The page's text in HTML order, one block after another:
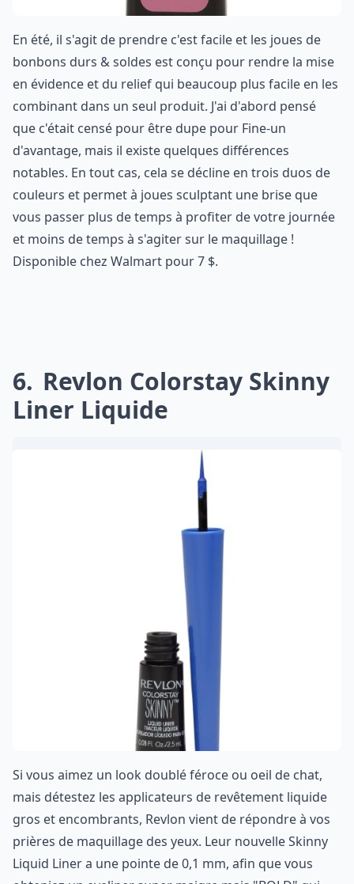
En été, il s'agit de prendre c'est facile et les joues de
bonbons durs & soldes est conçu pour rendre la mise
en évidence et du relief qui beaucoup plus facile en les
combinant dans un seul produit. J'ai d'abord pensé
que c'était censé pour être dupe pour Fine-un
d'avantage, mais il existe quelques différences
notables. En tout cas, cela se décline en trois duos de
couleurs et permet à joues sculptant une brise que
vous passer plus de temps à profiter de votre journée
et moins de temps à s'agiter sur le maquillage !
Disponible chez Walmart pour 7 $.
6 Revlon Colorstay Skinny
Liner Liquide
Si vous aimez un look doublé féroce ou oeil de chat,
mais détestez les applicateurs de revêtement liquide
gros et encombrants, Revlon vient de répondre à vos
prières de maquillage des yeux. Leur nouvelle Skinny
Liquid Liner a une pointe de 0,1 mm, afin que vous